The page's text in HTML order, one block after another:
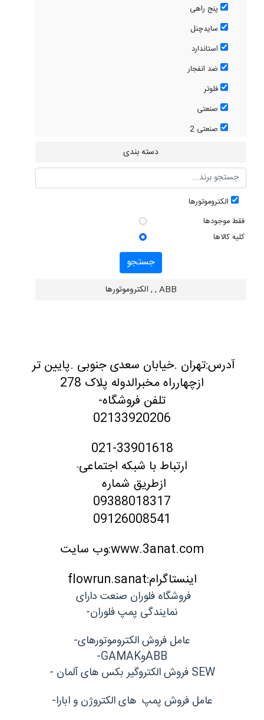
پنج راهی
سایدچنل
استاندارد
ضد انفجار
فلوتر
صنعتی
صنعتی 2
دسته بندی
الکتروموتورها
فقط موجودها
کلیه کالاها
جستجو
ABB , , الکتروموتورها
آدرس:تهران .خیابان سعدی جنوبی .پایین تر
ازچهارراه مخبرالدوله پلاک 278
تلفن فروشگاه-
02133920206
021-33901618
ارتباط با شبکه اجتماعی-
ازطریق شماره
09388018317
09126008541
www.3anat.com:وب سایت
اینستاگرام:flowrun.sanat
فروشگاه فلوران صنعت دارای
نمایندگی پمپ فلوران-
عامل فروش الکتروموتورهای-
ABBوGAMAK-
SEW فروش الکتروگیر بکس های آلمان -
عامل فروش پمپ های الکتروژن و ابارا-